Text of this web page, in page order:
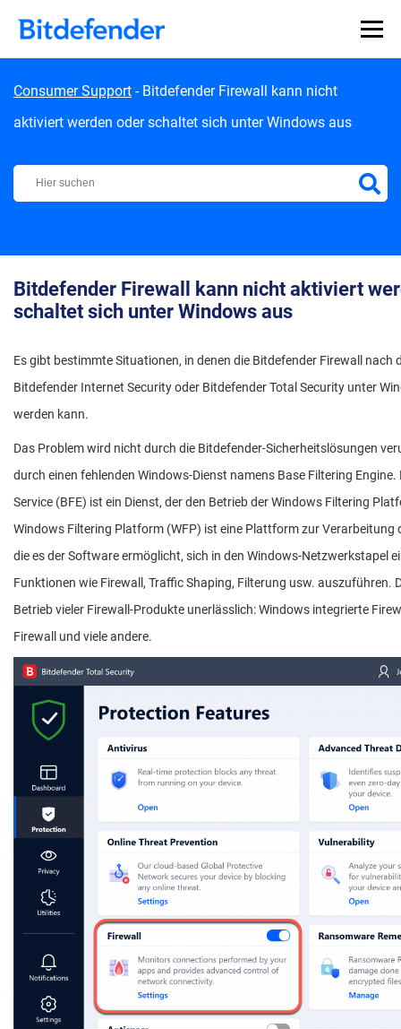
Consumer Support - Bitdefender Firewall kann nicht
aktiviert werden oder schaltet sich unter Windows aus
Bitdefender Support Center
Bitdefender Firewall kann nicht aktiviert
schaltet sich unter Windows aus
Es gibt bestimmte Situationen, in denen die Bitdefender Firewall nach
Bitdefender Internet Security oder Bitdefender Total Security unter
werden kann.
Das Problem wird nicht durch die Bitdefender-Sicherheitslösungen
durch einen fehlenden Windows-Dienst namens Base Filtering Engine.
Service (BFE) ist ein Dienst, der den Betrieb der Windows Filtering
Windows Filtering Platform (WFP) ist eine Plattform zur Verarbeitung
die es der Software ermöglicht, sich in den Windows-Netzwerkstapel
Funktionen wie Firewall, Traffic Shaping, Filterung usw. auszuführen.
Betrieb vieler Firewall-Produkte unerlässlich: Windows integrierte
Firewall und viele andere.